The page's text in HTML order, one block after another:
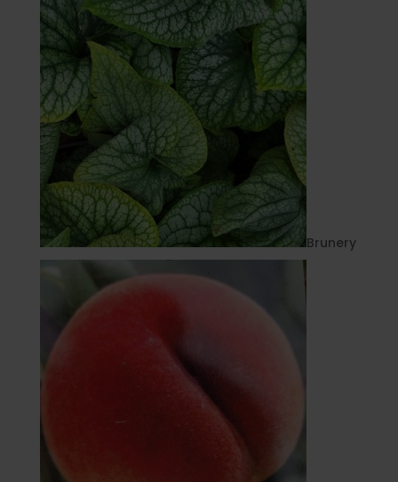
Brunery